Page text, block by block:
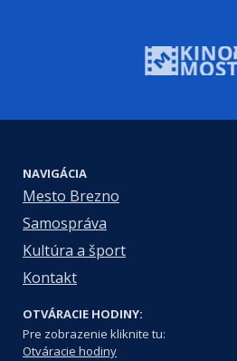
NAVIGÁCIA
Mesto Brezno
Samospráva
Kultúra a šport
Kontakt
OTVÁRACIE HODINY:
Pre zobrazenie kliknite tu:
Otváracie hodiny